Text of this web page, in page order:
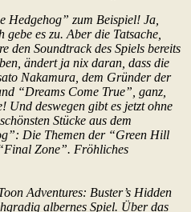
Hedgehog” zum Beispiel! Ja,
es zu. Aber die Tatsache,
den Soundtrack des Spiels bereits
ändert ja nix daran, dass die
Nakamura, dem Gründer der
“Dreams Come True”, ganz,
Und deswegen gibt es jetzt ohne
Stücke aus dem
Die Themen der “Green Hill
Zone”. Fröhliches
Adventures: Buster’s Hidden
albernes Spiel. Über das